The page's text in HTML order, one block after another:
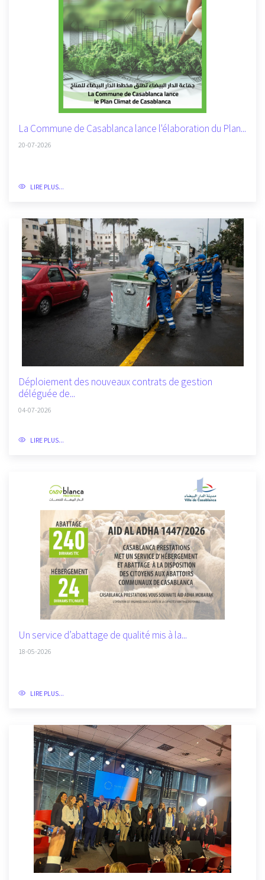
La Commune de Casablanca lance l'élaboration du Plan...
20-07-2026
LIRE PLUS...
Déploiement des nouveaux contrats de gestion
déléguée de...
04-07-2026
LIRE PLUS...
Un service d’abattage de qualité mis à la...
18-05-2026
LIRE PLUS...